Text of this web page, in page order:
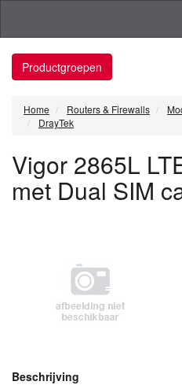
Productgroepen
Home Routers & Firewalls
DrayTek
Vigor 2865L
met Dual SIM
Beschrijving